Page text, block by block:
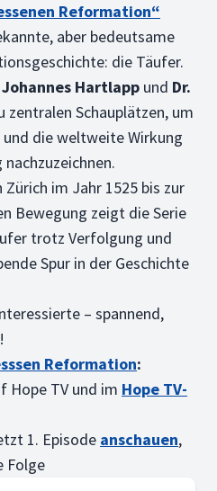
Reformation“
aber bedeutsame
die Täufer.
Johannes Hartlapp und Dr.
zentralen Schauplätzen, um
die weltweite Wirkung
im Jahr 1525 bis zur
Bewegung zeigt die Serie
trotz Verfolgung und
Spur in der Geschichte
– spannend,
Reformation:
Hope TV und im Hope TV-
1. Episode anschauen,
Folge